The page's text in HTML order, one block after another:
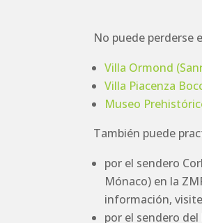
No puede perderse
Villa Ormond
Villa Piacenza
Museo
También puede
por el sendero
Mónaco) en la
información,
por el sendero del